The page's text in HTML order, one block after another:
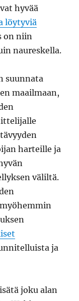
hyvää
löytyviä
on niin
naureskella.
suunnata
maailmaan,
harteille ja
väliltä.
ja
joku alan